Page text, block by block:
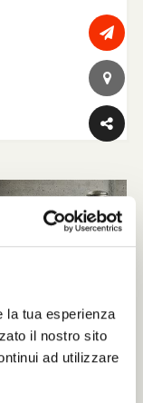
la tua esperienza
il nostro sito
ad utilizzare